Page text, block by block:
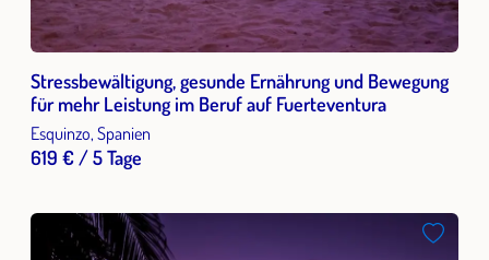
Stressbewältigung, gesunde Ernährung und Bewegung
für mehr Leistung im Beruf auf Fuerteventura
Esquinzo, Spanien
619 € / 5 Tage